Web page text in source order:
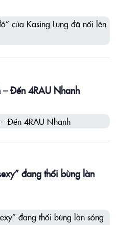
Đến 4RAU Nhanh
đang thổi bùng làn